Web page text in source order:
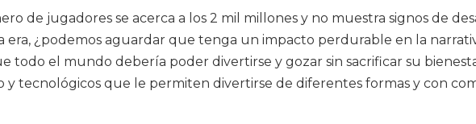
de jugadores se acerca a los 2 mil millones y no muestra signos de
¿podemos aguardar que tenga un impacto perdurable en la
todo el mundo debería poder divertirse y gozar sin sacrificar su
tecnológicos que le permiten divertirse de diferentes formas y con